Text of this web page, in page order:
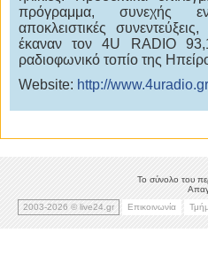
πρόγραμμα, συνεχής
αποκλειστικές
έκαναν τον 4U RADIO
ραδιοφωνικό τοπίο της
Website: http://www.4uradio.gr
Το σύνολο του
2003-2026 © live24.gr
Επικοινωνία